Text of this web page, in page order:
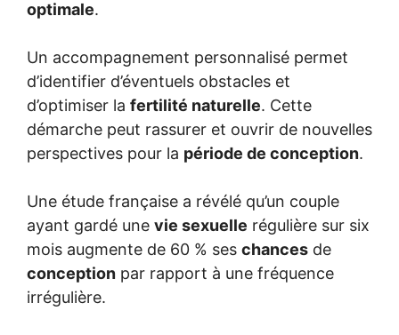
optimale.
Un accompagnement personnalisé permet
d’identifier d’éventuels obstacles et
d’optimiser la fertilité naturelle. Cette
démarche peut rassurer et ouvrir de nouvelles
perspectives pour la période de conception.
Une étude française a révélé qu’un couple
ayant gardé une vie sexuelle régulière sur six
mois augmente de 60 % ses chances de
conception par rapport à une fréquence
irrégulière.